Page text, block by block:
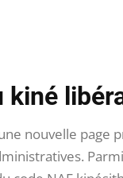
kiné
nouvelle page